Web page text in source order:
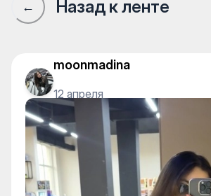
← Назад к ленте
moonmadina
12 апреля